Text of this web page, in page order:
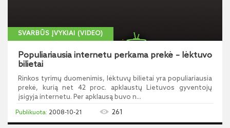
SVARBŪS ĮVYKIAI (VIDEO)
Populiariausia internetu perkama prekė – lėktuvo
bilietai
Rinkos tyrimų duomenimis, lėktuvų bilietai yra populiariausia
prekė, kurią net 42 proc. apklaustų Lietuvos gyventojų
įsigyja internetu. Per apklausą buvo n...
2008-10-21 261